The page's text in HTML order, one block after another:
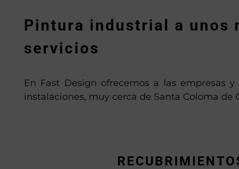
Pintura industrial a unos
servicios
En Fast Design ofrecemos a las empresas
instalaciones, muy cerca de Santa Coloma